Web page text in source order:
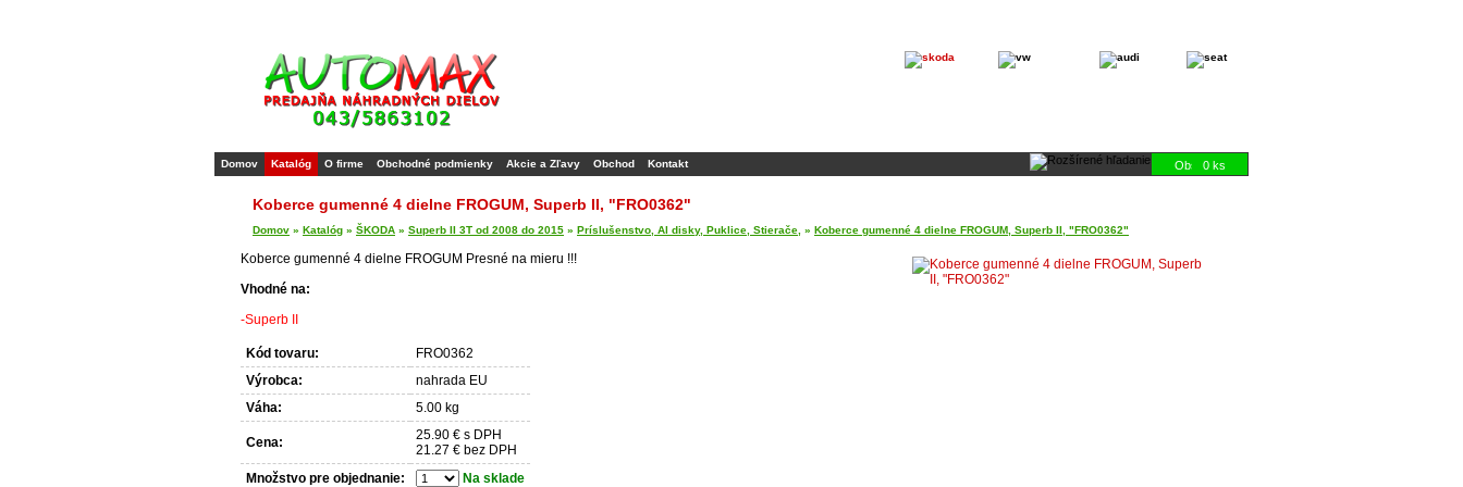
0 ks
Domov Katalóg O firme Obchodné podmienky Akcie a Zľavy Obchod Kontakt
Koberce gumenné 4 dielne FROGUM, Superb II, "FRO0362"
Domov » Katalóg » ŠKODA » Superb II 3T od 2008 do 2015 » Príslušenstvo, Al disky, Puklice, Stierače, » Koberce gumenné 4 dielne FROGUM, Superb II, "FRO0362"
Koberce gumenné 4 dielne FROGUM Presné na mieru !!!
Vhodné na:
-Superb II
Kód tovaru:
FRO0362
Výrobca:
nahrada EU
Váha:
5.00 kg
Cena:
25.90 € s DPH
21.27 € bez DPH
Množstvo pre objednanie:
Na sklade